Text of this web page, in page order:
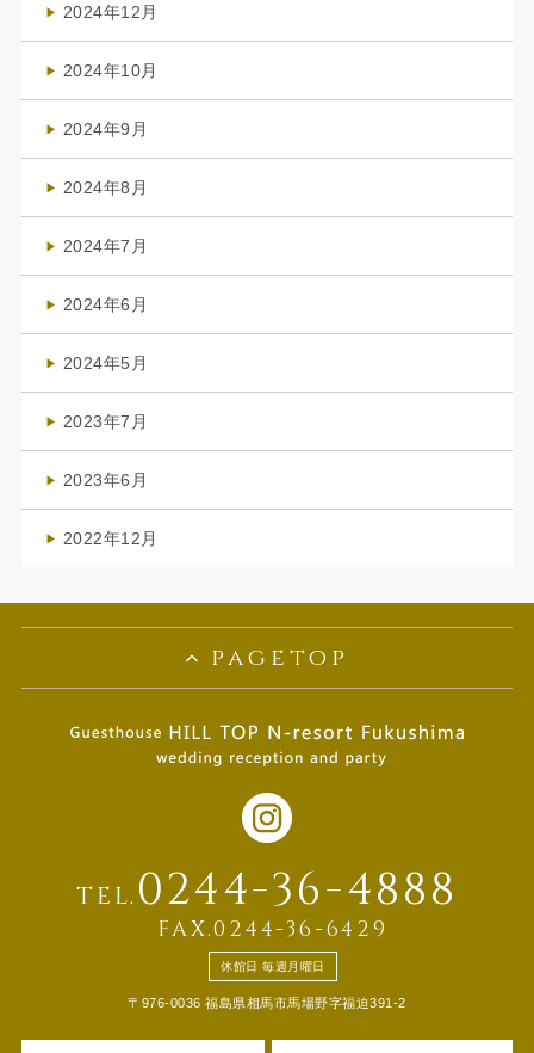
2024年12月
2024年10月
2024年9月
2024年8月
2024年7月
2024年6月
2024年5月
2023年7月
2023年6月
2022年12月
pagetop
TEL. 0244-36-4888
FAX.0244-36-6429
休館日 毎週月曜日
〒976-0036 福島県相馬市馬場野字福迫391-2